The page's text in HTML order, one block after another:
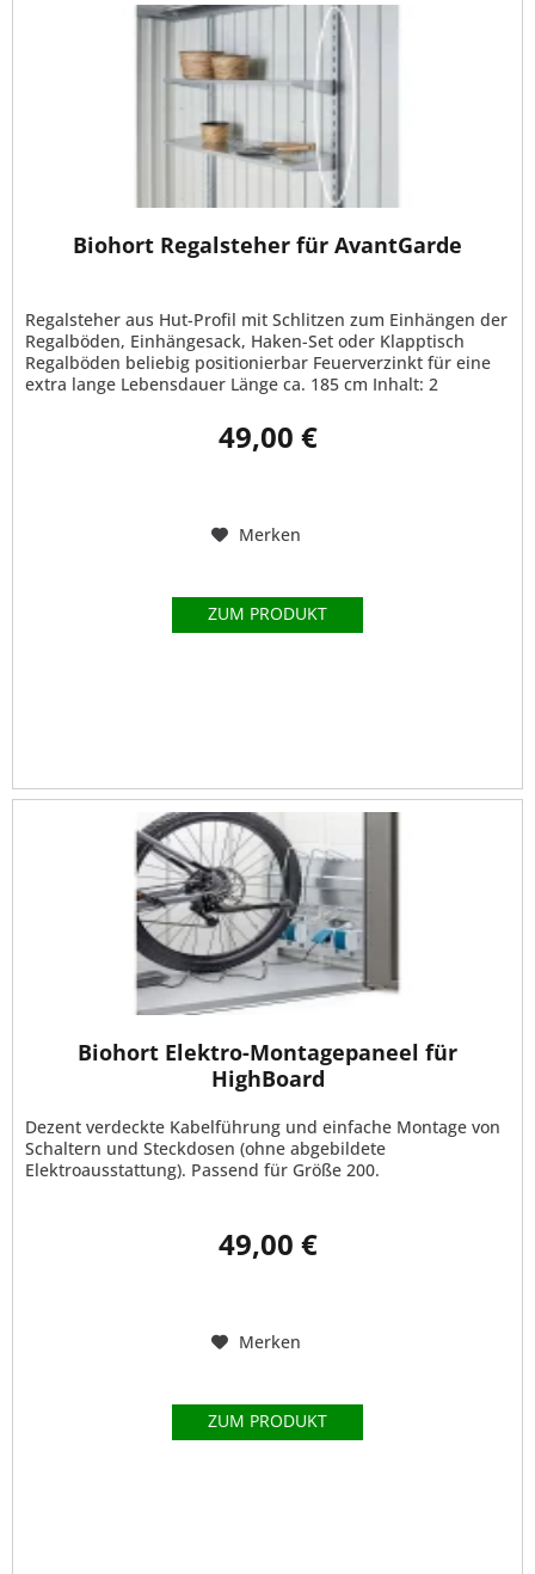
Biohort Regalsteher für AvantGarde
Regalsteher aus Hut-Profil mit Schlitzen zum Einhängen der
Regalböden, Einhängesack, Haken-Set oder Klapptisch
Regalböden beliebig positionierbar Feuerverzinkt für eine
extra lange Lebensdauer Länge ca. 185 cm Inhalt: 2
49,00 €
Merken
ZUM PRODUKT
Biohort Elektro-Montagepaneel für
HighBoard
Dezent verdeckte Kabelführung und einfache Montage von
Schaltern und Steckdosen (ohne abgebildete
Elektroausstattung). Passend für Größe 200.
49,00 €
Merken
ZUM PRODUKT